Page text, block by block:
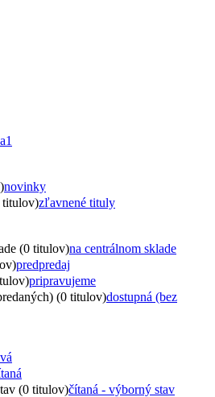
1
novinky
titulov)zľavnené tituly
(0 titulov)na centrálnom sklade
predpredaj
pripravujeme
(0 titulov)dostupná (bez
(0 titulov)čítaná - výborný stav